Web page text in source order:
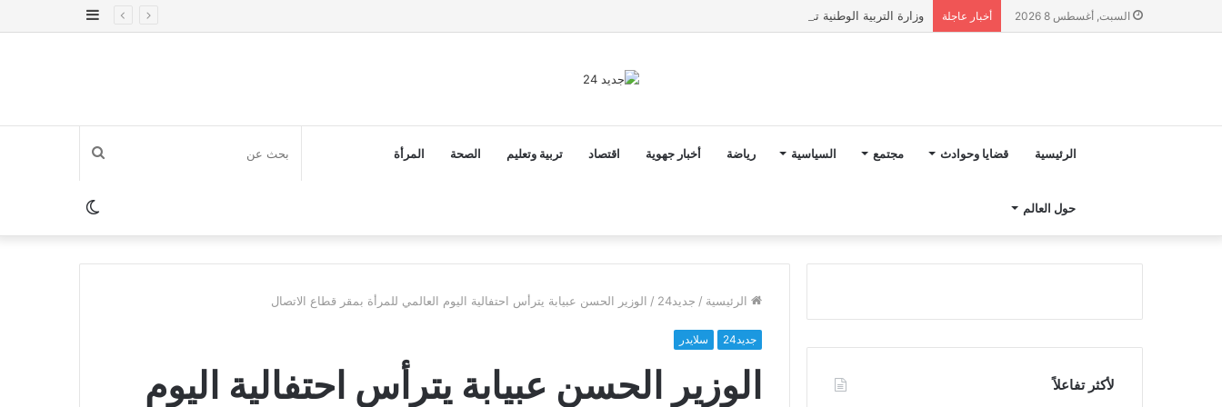
السبت, أغسطس 8 2026 أخبار عاجلة وزارة التربية الوطنية تؤكد انطلاق الدخول المدرسي 2026-2027 في موعده الرسمي
إضافة
الرئيسية قضايا وحوادث مجتمع السياسية رياضة أخبار جهوية اقتصاد تربية وتعليم الصحة المرأة
حول العالم
بحث
عنالوضع
المظلم
الرئيسية / جديد24 / الوزير الحسن عبيابة يترأس احتفالية اليوم العالمي للمرأة بمقر قطاع الاتصال
جديد24 سلايدر
الوزير الحسن عبيابة يترأس احتفالية اليوم
لأكثر تفاعلاً